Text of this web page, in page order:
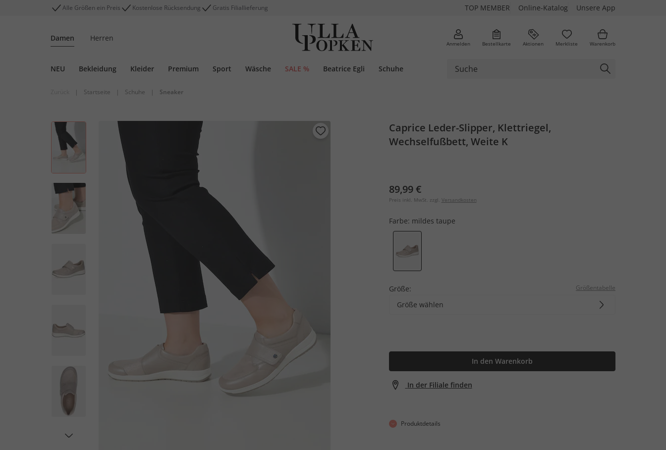
Alle Größen ein Preis Kostenlose Rücksendung Gratis Filiallieferung TOP MEMBER Online-Katalog Unsere App
Damen Herren
Anmelden Bestellkarte Aktionen Merkliste Warenkorb
NEU Bekleidung Kleider Premium Sport Wäsche SALE % Beatrice Egli Schuhe
| Startseite | Schuhe | Sneaker
Caprice Leder-Slipper, Klettriegel,
Wechselfußbett, Weite K
89,99 €
Preis inkl. MwSt. zzgl. Versandkosten
Farbe: mildes taupe
Größe: Größentabelle
Größe wählen
In den Warenkorb
In der Filiale finden
Produktdetails